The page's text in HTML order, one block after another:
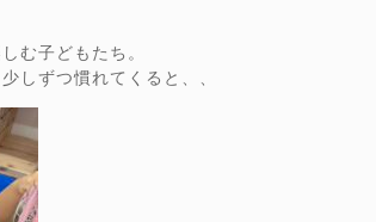
む子どもたち。
しずつ慣れてくると、、